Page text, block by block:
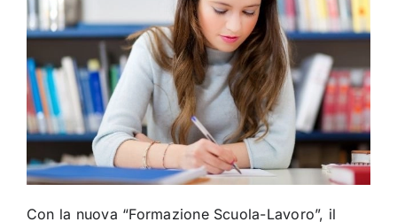
Con la nuova “Formazione Scuola-Lavoro”, il